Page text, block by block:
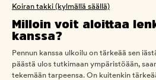
Koiran takki (kylmällä säällä)
Milloin voit aloittaa
kanssa?
Pennun kanssa ulkoilu on tärkeää sen
päästä ulos tutkimaan ympäristöään,
tekemään tarpeensa. On kuitenkin